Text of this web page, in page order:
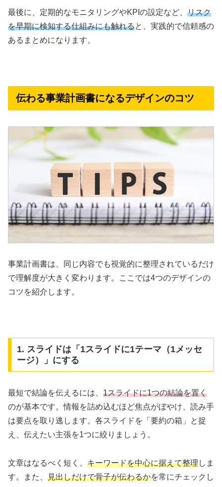
最後に、定期的なモニタリングやKPIの設定など、 リスク
を早期に検知する仕組みにも触れると、実践的で信頼感の
あるまとめになります。
伝わる事業計画書になるデザインのコツ
事業計画書は、同じ内容でも視覚的に整理されているだけ
で理解度が大きく変わります。ここでは4つのデザインの
コツを紹介します。
1. スライドは「1スライドに1テーマ（1メッセ
ージ）」にする
最短で結論を伝えるには、 1スライドに1つの結論を置く
のが基本です。情報を詰め込むほど焦点がぼやけ、読み手
は要点を取り逃します。各スライドを「要約の箱」と捉
え、伝えたい主張を1つに絞りましょう。
文章はなるべく短く、 キーワードを中心に据えて整理しま
す。また、 見出しだけで骨子が伝わるかを常にチェックし